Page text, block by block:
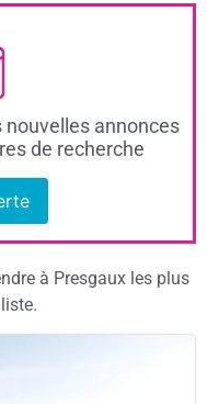
annonces
de recherche
à Presgaux les plus